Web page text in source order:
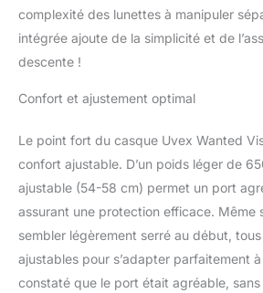
ventilation
régulation
complexité des lunettes à manipuler
intégrée ajoute de la simplicité et de
descente !
Confort et ajustement optimal
Le point fort du casque Uvex Wanted
confort ajustable. D’un poids léger de
ajustable (54-58 cm) permet un port
assurant une protection efficace. Même
sembler légèrement serré au début,
ajustables pour s’adapter parfaitement
constaté que le port était agréable,